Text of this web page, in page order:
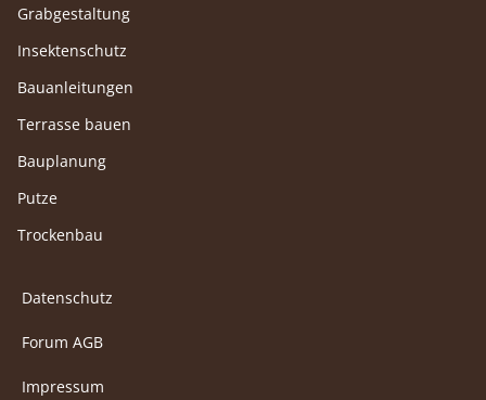
Grabgestaltung
Insektenschutz
Bauanleitungen
Terrasse bauen
Bauplanung
Putze
Trockenbau
Datenschutz
Forum AGB
Impressum